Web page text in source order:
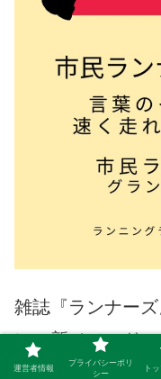
雑誌『ランナー
ンの新メソッド。
るための 脳内イ
運営者情報
プライバシーポリ
シー
ト